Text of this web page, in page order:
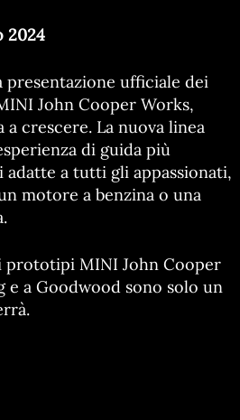
2024
presentazione ufficiale dei
John Cooper Works,
a crescere. La nuova linea
di guida più
adatte a tutti gli appassionati,
motore a benzina o una
MINI John Cooper
a Goodwood sono solo un